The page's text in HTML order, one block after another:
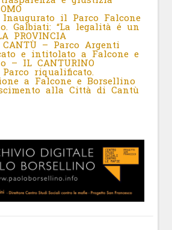
Inaugurato il Parco Falcone
Galbiati: “La legalità é un
PROVINCIA
CANTÙ – Parco Argenti
e intitolato a Falcone e
– IL CANTURINO
Parco riqualificato.
a Falcone e Borsellino
alla Città di Cantù